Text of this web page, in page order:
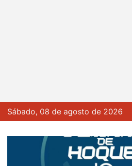
Sábado, 08 de agosto de 2026